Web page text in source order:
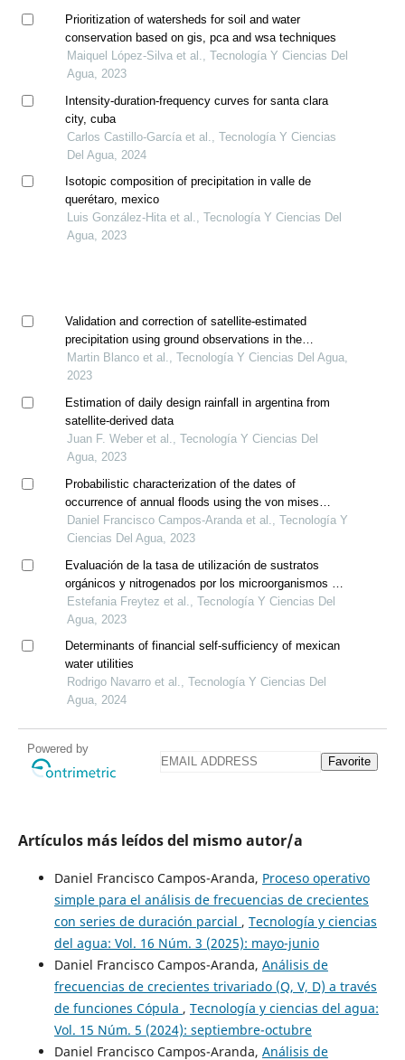
Prioritization of watersheds for soil and water
conservation based on gis, pca and wsa techniques
Maiquel López-Silva et al., Tecnología Y Ciencias Del
Agua, 2023
Intensity-duration-frequency curves for santa clara
city, cuba
Carlos Castillo-García et al., Tecnología Y Ciencias
Del Agua, 2024
Isotopic composition of precipitation in valle de
querétaro, mexico
Luis González-Hita et al., Tecnología Y Ciencias Del
Agua, 2023
Validation and correction of satellite-estimated
precipitation using ground observations in the
pampean region of argentina
Martin Blanco et al., Tecnología Y Ciencias Del Agua,
2023
Estimation of daily design rainfall in argentina from
satellite-derived data
Juan F. Weber et al., Tecnología Y Ciencias Del
Agua, 2023
Probabilistic characterization of the dates of
occurrence of annual floods using the von mises
distribution
Daniel Francisco Campos-Aranda et al., Tecnología Y
Ciencias Del Agua, 2023
Evaluación de la tasa de utilización de sustratos
orgánicos y nitrogenados por los microorganismos en
un reactor discontinuo secuencial
Estefania Freytez et al., Tecnología Y Ciencias Del
Agua, 2023
Determinants of financial self-sufficiency of mexican
water utilities
Rodrigo Navarro et al., Tecnología Y Ciencias Del
Agua, 2024
Powered by
Favorite
Artículos más leídos del mismo autor/a
Daniel Francisco Campos-Aranda, Proceso operativo
simple para el análisis de frecuencias de crecientes
con series de duración parcial , Tecnología y ciencias
del agua: Vol. 16 Núm. 3 (2025): mayo-junio
Daniel Francisco Campos-Aranda, Análisis de
frecuencias de crecientes trivariado (Q, V, D) a través
de funciones Cópula , Tecnología y ciencias del agua:
Vol. 15 Núm. 5 (2024): septiembre-octubre
Daniel Francisco Campos-Aranda, Análisis de